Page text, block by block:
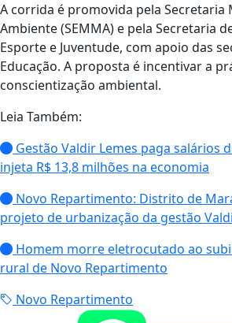
A corrida é promovida pela Secretaria
Ambiente (SEMMA) e pela Secretaria
Esporte e Juventude, com apoio das
Educação. A proposta é incentivar a
conscientização ambiental.
Leia Também:
Gestão Valdir Lemes paga salários
injeta R$ 13,8 milhões na economia
Novo Repartimento: Distrito de
projeto de urbanização da gestão
Homem morre eletrocutado ao
rural de Novo Repartimento
Novo Repartimento